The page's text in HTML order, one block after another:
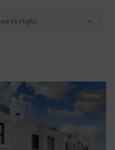
to High)
Venta